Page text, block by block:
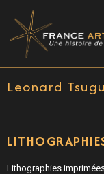
Leonard
Lithographies